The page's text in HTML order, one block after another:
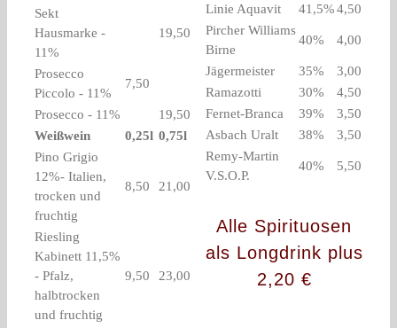
Sekt
Hausmarke -
11%
19,50
Prosecco
Piccolo - 11%
7,50
Prosecco - 11%
19,50
Weißwein
0,25l 0,75l
Pino Grigio
12%- Italien,
trocken und
fruchtig
8,50 21,00
Riesling
Kabinett 11,5%
- Pfalz,
halbtrocken
und fruchtig
9,50 23,00
Linie Aquavit
41,5% 4,50
Pircher Williams
Birne
40% 4,00
Jägermeister 35%
3,00
Ramazotti
30%
4,50
Fernet-Branca
39%
3,50
Asbach Uralt
38%
3,50
Remy-Martin
V.S.O.P.
40% 5,50
Alle Spirituosen
als Longdrink plus
2,20 €